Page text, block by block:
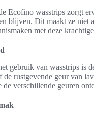
Ecofino wasstrips zorgt
blijven. Dit maakt ze
met deze
gebruik van wasstrips is
de rustgevende geur van
verschillende geuren